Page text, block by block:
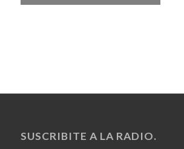
SUSCRIBITE A LA RADIO.